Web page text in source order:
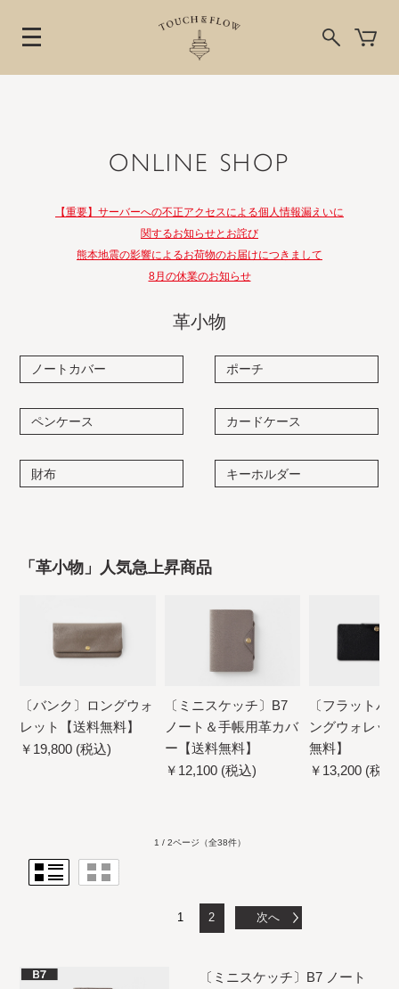
ONLINE SHOP
【重要】サーバーへの不正アクセスによる個人情報漏えいに
関するお知らせとお詫び
熊本地震の影響によるお荷物のお届けにつきまして
8月の休業のお知らせ
革小物
ノートカバー ポーチ
ペンケース カードケース
財布 キーホルダー
「革小物」人気急上昇商品
〔バンク〕ロングウォ
レット【送料無料】
￥19,800 (税込)
〔ミニスケッチ〕B7
ノート＆手帳用革カバ
ー【送料無料】
￥12,100 (税込)
〔フラットバ
ングウォレッ
無料】
￥13,200 (税込
1 / 2ページ （全38件）
1 2 次へ
〔ミニスケッチ〕B7 ノート